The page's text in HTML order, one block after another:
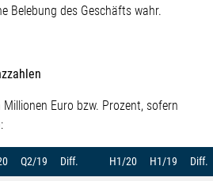
Belebung des Geschäfts wahr.
Euro bzw. Prozent, sofern
Q2/19 Diff. H1/20 H1/19 Diff.